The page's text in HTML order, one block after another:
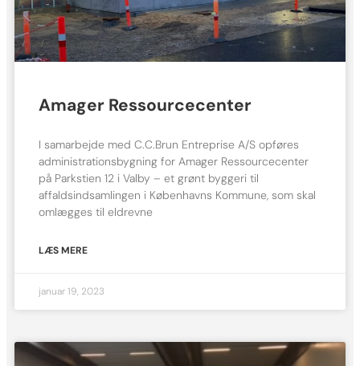
Amager Ressourcecenter
I samarbejde med C.C.Brun Entreprise A/S opføres
administrationsbygning for Amager Ressourcecenter
på Parkstien 12 i Valby – et grønt byggeri til
affaldsindsamlingen i Københavns Kommune, som skal
omlægges til eldrevne
LÆS MERE
januar 19, 2023